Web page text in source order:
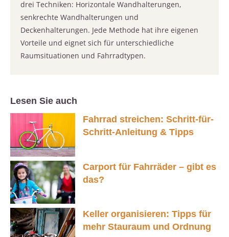
drei Techniken: Horizontale Wandhalterungen,
senkrechte Wandhalterungen und
Deckenhalterungen. Jede Methode hat ihre eigenen
Vorteile und eignet sich für unterschiedliche
Raumsituationen und Fahrradtypen.
Lesen Sie auch
Fahrrad streichen: Schritt-für-
Schritt-Anleitung & Tipps
Carport für Fahrräder – gibt es
das?
Keller organisieren: Tipps für
mehr Stauraum und Ordnung